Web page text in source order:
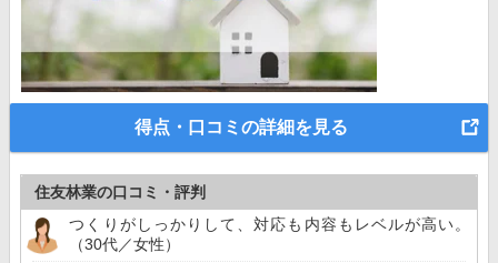
得点・口コミの詳細を見る
住友林業の口コミ・評判
つくりがしっかりして、対応も内容もレベルが高い。
（30代／女性）